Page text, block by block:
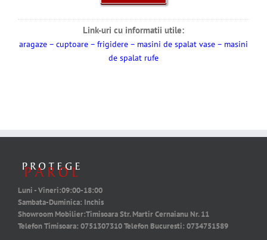
Link-uri cu informatii utile:
aragaze – cuptoare – frigidere – masini de spalat vase – masini
de spalat rufe
Luni - Vineri:09:00-18:00
Sambata-Duminica: Inchis
Showroom Mobilier:Timisoara Str. Martir Cernaianu Nr. 11
Telefon Timisoara: 0751307310Telefon Bucuresti: 0734751589